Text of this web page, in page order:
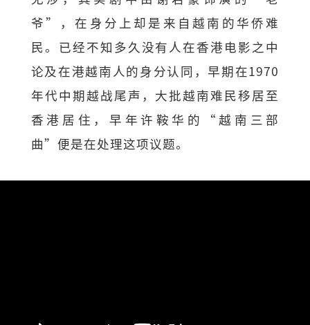
爷”，在身分上却是来自越南的华侨难
民。已经不知多久没有人在香港电影之中
论及在港越南人的身分认同，早期在1970
年代中期越战尾声，大批越南难民移居至
香港居住，早年许鞍华的“越南三部
曲”便是在处理这项议题。